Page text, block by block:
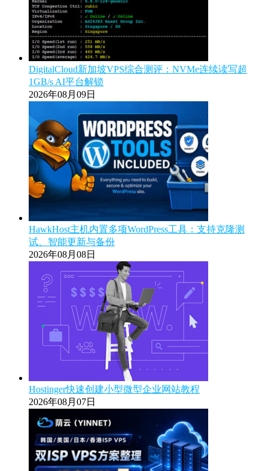
DigitalCloud新加坡VPS综合测评：NVMe连续读写超
1GB/s AI平台解锁
2026年08月09日
HawkHost主机内置多项WordPress工具：支持克隆测
试、智能更新与备份
2026年08月08日
Hostinger快速创建小型微型企业网站教程
2026年08月07日